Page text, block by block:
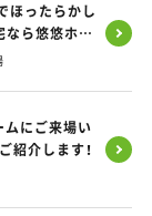
ほったらかし
なら悠悠ホー
ムにご来場い
紹介します！